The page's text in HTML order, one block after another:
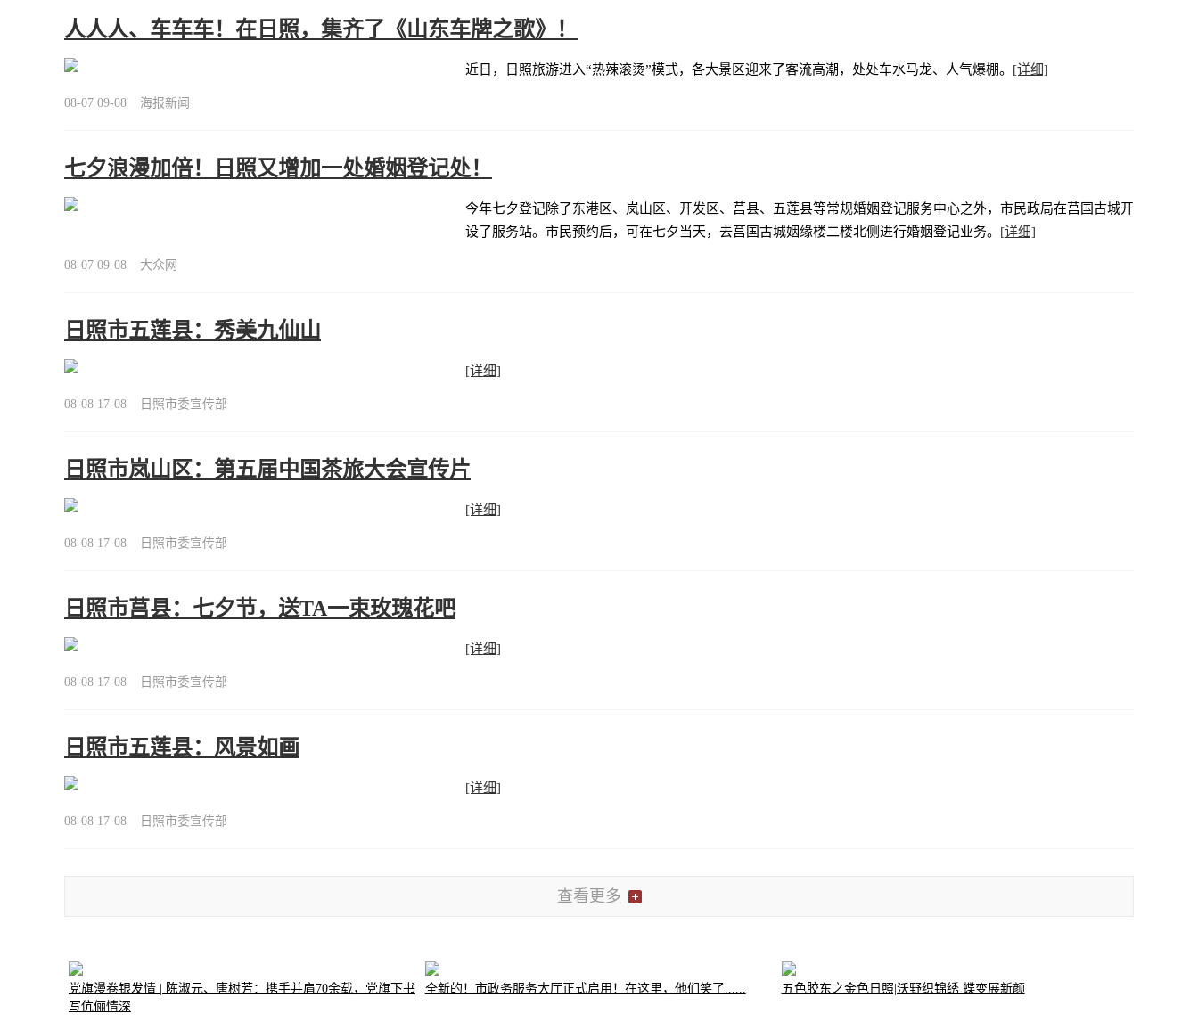
人人人、车车车！在日照，集齐了《山东车牌之歌》！
近日，日照旅游进入“热辣滚烫”模式，各大景区迎来了客流高潮，处处车水马龙、人气爆棚。 [详细]
08-07 09-08 海报新闻
七夕浪漫加倍！日照又增加一处婚姻登记处！
今年七夕登记除了东港区、岚山区、开发区、莒县、五莲县等常规婚姻登记服务中心之外，市民政局在莒国古城开
设了服务站。市民预约后，可在七夕当天，去莒国古城姻缘楼二楼北侧进行婚姻登记业务。 [详细]
08-07 09-08 大众网
日照市五莲县：秀美九仙山
[详细]
08-08 17-08 日照市委宣传部
日照市岚山区：第五届中国茶旅大会宣传片
[详细]
08-08 17-08 日照市委宣传部
日照市莒县：七夕节，送TA一束玫瑰花吧
[详细]
08-08 17-08 日照市委宣传部
日照市五莲县：风景如画
[详细]
08-08 17-08 日照市委宣传部
查看更多
党旗漫卷银发情 | 陈淑元、唐树芳：携手并肩70余载，党旗下书
写伉俪情深
全新的！市政务服务大厅正式启用！在这里，他们笑了...... 五色胶东之金色日照|沃野织锦绣 蝶变展新颜